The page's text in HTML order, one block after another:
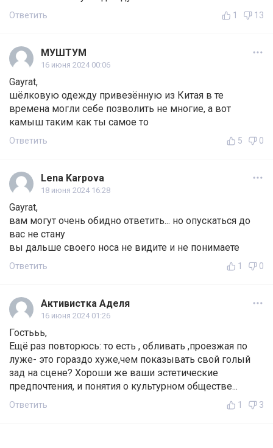
Ответить 1 13
МУШТУМ
16 июня 2024 00:06
Gayrat,
шёлковую одежду привезённую из Китая в те
времена могли себе позволить не многие, а вот
камыш таким как ты самое то
Ответить 5 0
Lena Karpova
18 июня 2024 16:28
Gayrat,
вам могут очень обидно ответить... но опускаться до
вас не стану
вы дальше своего носа не видите и не понимаете
Ответить 1 0
Активистка Аделя
16 июня 2024 01:26
Гостььь,
Ещё раз повторюсь: то есть , обливать ,проезжая по
луже- это гораздо хуже,чем показывать свой голый
зад на сцене? Хороши же ваши эстетические
предпочтения, и понятия о культурном обществе...
Ответить 1 3